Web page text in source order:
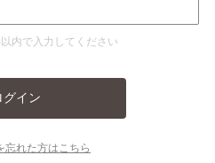
内で入力してください
グイン
忘れた方はこちら